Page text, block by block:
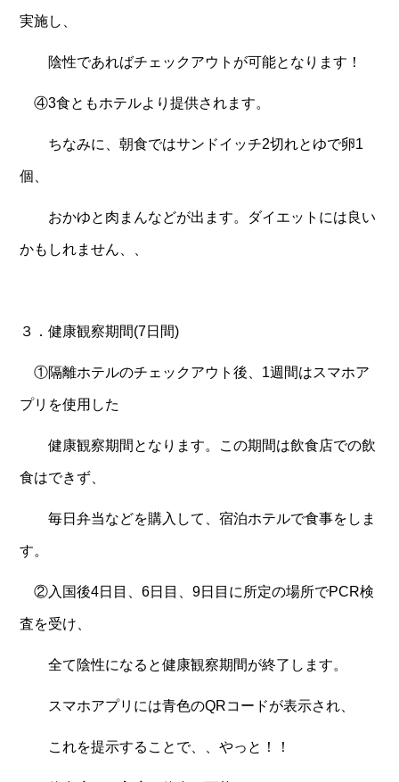
実施し、
陰性であればチェックアウトが可能となります！
④3食ともホテルより提供されます。
ちなみに、朝食ではサンドイッチ2切れとゆで卵1
個、
おかゆと肉まんなどが出ます。ダイエットには良い
かもしれません、、
３．健康観察期間(7日間)
①隔離ホテルのチェックアウト後、1週間はスマホア
プリを使用した
健康観察期間となります。この期間は飲食店での飲
食はできず、
毎日弁当などを購入して、宿泊ホテルで食事をしま
す。
②入国後4日目、6日目、9日目に所定の場所でPCR検
査を受け、
全て陰性になると健康観察期間が終了します。
スマホアプリには青色のQRコードが表示され、
これを提示することで、、やっと！！